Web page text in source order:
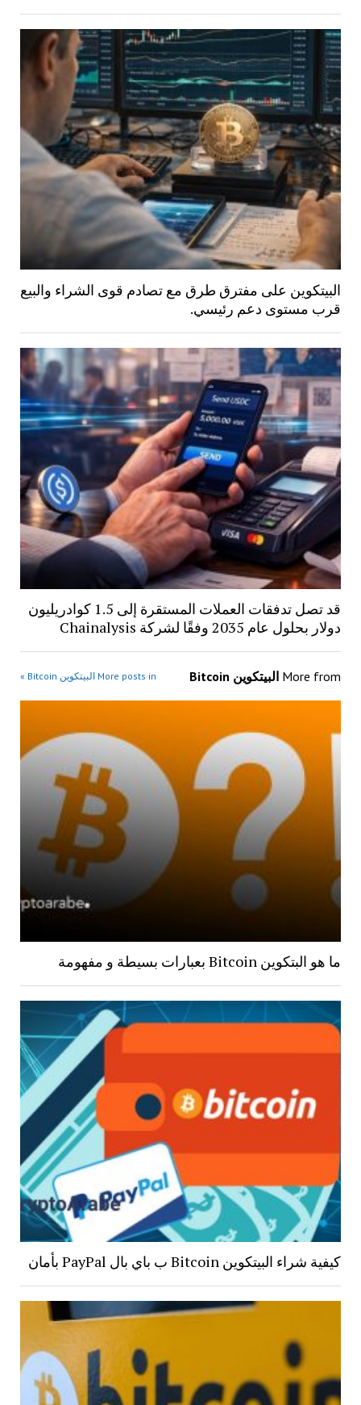
البيتكوين على مفترق طرق مع تصادم قوى الشراء والبيع
قرب مستوى دعم رئيسي.
قد تصل تدفقات العملات المستقرة إلى 1.5 كوادريليون
دولار بحلول عام 2035 وفقًا لشركة Chainalysis
More from البيتكوين Bitcoin More posts in البيتكوين Bitcoin »
ما هو البتكوين Bitcoin بعبارات بسيطة و مفهومة
كيفية شراء البيتكوين Bitcoin ب باي بال PayPal بأمان